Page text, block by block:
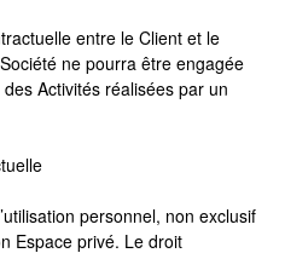
entre le Client et le
ne pourra être engagée
Activités réalisées par un
personnel, non exclusif
Espace privé. Le droit